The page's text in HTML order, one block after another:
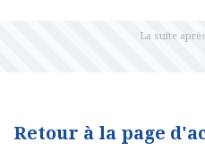
Retour à la page